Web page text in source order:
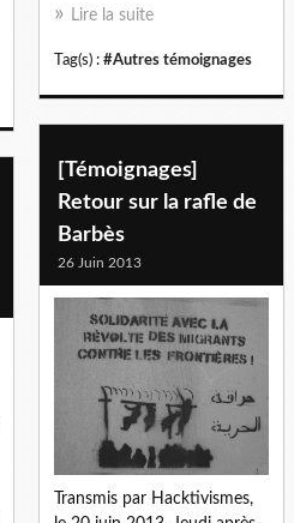
Lire la suite
Tag(s) : #Autres témoignages
[Témoignages]
Retour sur la rafle de
Barbès
26 Juin 2013
Transmis par Hacktivismes,